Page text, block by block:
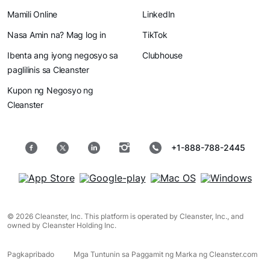
Mamili Online
Nasa Amin na? Mag log in
Ibenta ang iyong negosyo sa
paglilinis sa Cleanster
Kupon ng Negosyo ng
Cleanster
LinkedIn
TikTok
Clubhouse
+1-888-788-2445
© 2026 Cleanster, Inc. This platform is operated by Cleanster, Inc., and
owned by Cleanster Holding Inc.
Pagkapribado Mga Tuntunin sa Paggamit ng Marka ng Cleanster.com